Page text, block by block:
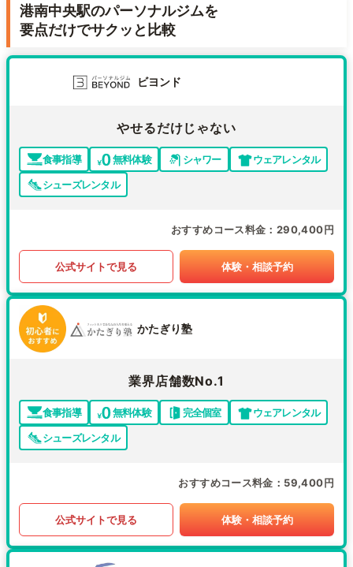
港南中央駅のパーソナルジムを
要点だけでサクッと比較
ビヨンド
やせるだけじゃない
食事指導 無料体験 シャワー
ウェアレンタル
シューズレンタル
おすすめコース料金 290,400円
公式サイトで見る 体験・相談予約
かたぎり塾
業界店舗数No.1
食事指導 無料体験 完全個室
ウェアレンタル
シューズレンタル
おすすめコース料金 59,400円
公式サイトで見る 体験・相談予約